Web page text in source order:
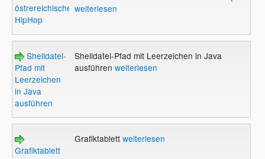
östrereichischen
HipHop
weiterlesen
Shelldatei-
Pfad mit
Leerzeichen
in Java
ausführen
Shelldatei-Pfad mit Leerzeichen in Java
ausführen weiterlesen
Grafiktablett
Grafiktablett weiterlesen